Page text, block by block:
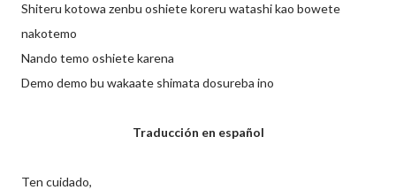
Shiteru kotowa zenbu oshiete koreru watashi kao bowete
nakotemo
Nando temo oshiete karena
Demo demo bu wakaate shimata dosureba ino
Traducción en español
Ten cuidado,